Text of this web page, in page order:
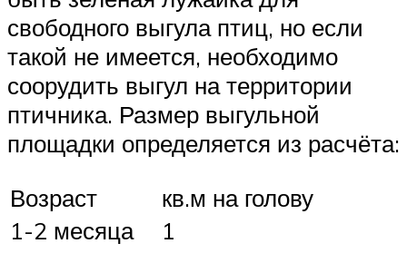
свободного выгула птиц, но если
такой не имеется, необходимо
соорудить выгул на территории
птичника. Размер выгульной
площадки определяется из расчёта:
Возраст
кв.м на голову
1-2 месяца
1